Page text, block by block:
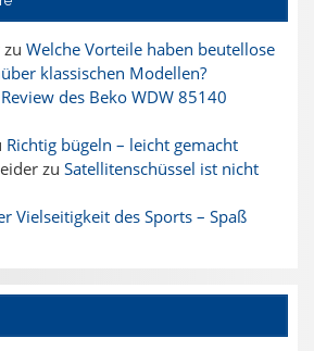
zu Welche Vorteile haben beutellose
klassischen Modellen?
des Beko WDW 85140
Richtig bügeln – leicht gemacht
zu Satellitenschüssel ist nicht
Vielseitigkeit des Sports – Spaß